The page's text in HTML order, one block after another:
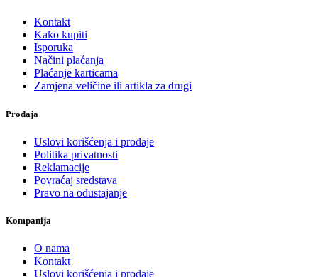
Kontakt
Kako kupiti
Isporuka
Načini plaćanja
Plaćanje karticama
Zamjena veličine ili artikla za drugi
Prodaja
Uslovi korišćenja i prodaje
Politika privatnosti
Reklamacije
Povraćaj sredstava
Pravo na odustajanje
Kompanija
O nama
Kontakt
Uslovi korišćenja i prodaje